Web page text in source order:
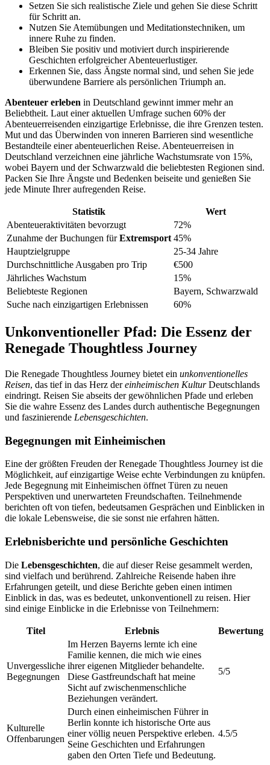
Setzen Sie sich realistische Ziele und gehen Sie diese Schritt
für Schritt an.
Nutzen Sie Atemübungen und Meditationstechniken, um
innere Ruhe zu finden.
Bleiben Sie positiv und motiviert durch inspirierende
Geschichten erfolgreicher Abenteuerlustiger.
Erkennen Sie, dass Ängste normal sind, und sehen Sie jede
überwundene Barriere als persönlichen Triumph an.
Abenteuer erleben in Deutschland gewinnt immer mehr an
Beliebtheit. Laut einer aktuellen Umfrage suchen 60% der
Abenteuerreisenden einzigartige Erlebnisse, die ihre Grenzen testen.
Mut und das Überwinden von inneren Barrieren sind wesentliche
Bestandteile einer abenteuerlichen Reise. Abenteuerreisen in
Deutschland verzeichnen eine jährliche Wachstumsrate von 15%,
wobei Bayern und der Schwarzwald die beliebtesten Regionen sind.
Packen Sie Ihre Ängste und Bedenken beiseite und genießen Sie
jede Minute Ihrer aufregenden Reise.
Statistik
Wert
Abenteueraktivitäten bevorzugt
72%
Zunahme der Buchungen fürExtremsport 45%
Hauptzielgruppe
25-34 Jahre
Durchschnittliche Ausgaben pro Trip
€500
Jährliches Wachstum
15%
Beliebteste Regionen
Bayern, Schwarzwald
Suche nach einzigartigen Erlebnissen
60%
Unkonventioneller Pfad: Die Essenz der
Renegade Thoughtless Journey
Die Renegade Thoughtless Journey bietet ein unkonventionelles
Reisen, das tief in das Herz dereinheimischen KulturDeutschlands
eindringt. Reisen Sie abseits der gewöhnlichen Pfade und erleben
Sie die wahre Essenz des Landes durch authentische Begegnungen
und faszinierende Lebensgeschichten.
Begegnungen mit Einheimischen
Eine der größten Freuden der Renegade Thoughtless Journey ist die
Möglichkeit, auf einzigartige Weise echte Verbindungen zu knüpfen.
Jede Begegnung mit Einheimischen öffnet Türen zu neuen
Perspektiven und unerwarteten Freundschaften. Teilnehmende
berichten oft von tiefen, bedeutsamen Gesprächen und Einblicken in
die lokale Lebensweise, die sie sonst nie erfahren hätten.
Erlebnisberichte und persönliche Geschichten
Die Lebensgeschichten, die auf dieser Reise gesammelt werden,
sind vielfach und berührend. Zahlreiche Reisende haben ihre
Erfahrungen geteilt, und diese Berichte geben einen intimen
Einblick in das, was es bedeutet, unkonventionell zu reisen. Hier
sind einige Einblicke in die Erlebnisse von Teilnehmern:
Titel Erlebnis Bewertung
Unvergessliche
Begegnungen
Im Herzen Bayerns lernte ich eine
Familie kennen, die mich wie eines
ihrer eigenen Mitglieder behandelte.
Diese Gastfreundschaft hat meine
Sicht auf zwischenmenschliche
Beziehungen verändert.
5/5
Kulturelle
Offenbarungen
Durch einen einheimischen Führer in
Berlin konnte ich historische Orte aus
einer völlig neuen Perspektive erleben.
Seine Geschichten und Erfahrungen
gaben den Orten Tiefe und Bedeutung.
4.5/5